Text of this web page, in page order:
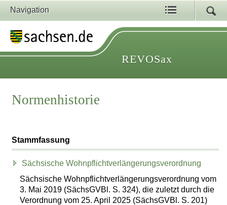
Navigation
REVOSax
Normenhistorie
Stammfassung
Sächsische Wohnpflichtverlängerungsverordnung
Sächsische Wohnpflichtverlängerungsverordnung vom
3. Mai 2019 (SächsGVBl. S. 324), die zuletzt durch die
Verordnung vom 25. April 2025 (SächsGVBl. S. 201)